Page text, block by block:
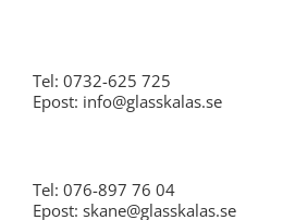
Tel: 0732-625 725
Epost: info@glasskalas.se
Tel: 076-897 76 04
Epost: skane@glasskalas.se